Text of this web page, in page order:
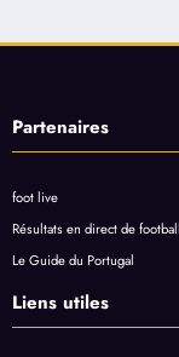
Partenaires
foot live
Résultats en direct de football
Le Guide du Portugal
Liens utiles